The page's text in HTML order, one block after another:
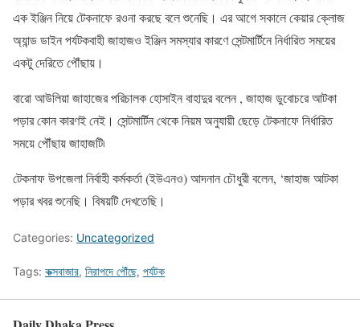
এক ইঞ্জিন নিয়ে টেকনাফে রওনা করছে বলে শুনেছি। এর আগে সকালে কেয়ার ক্লোজ
অ্যান্ড ডাইন পর্যটকবাহী জাহাজও ইঞ্জিন সমস্যার কারণে সেন্টমার্টিনে নির্ধারিত সময়ের
একটু দেরিতে পৌঁছায়।
বারো আউলিয়া জাহাজের পরিচালক হোসাইন বাহাদুর বলেন , জাহাজ ডুবোচরে আটকা
পড়ার কোন কারণই নেই। সেন্টমার্টিন থেকে নিয়ম অনুযায়ী ছেড়ে টেকনাফে নির্ধারিত
সময়ে পৌঁছায় জাহাজটি৷
টেকনাফ উপজেলা নির্বাহী কর্মকর্তা (ইউএনও) আদনান চৌধুরী বলেন, ‘জাহাজ আটকা
পড়ার খবর শুনেছি। বিষয়টি দেখতেছি।
Categories: Uncategorized
Tags: কক্সবাজার, নিরাপদে পৌঁছে, পর্যটক